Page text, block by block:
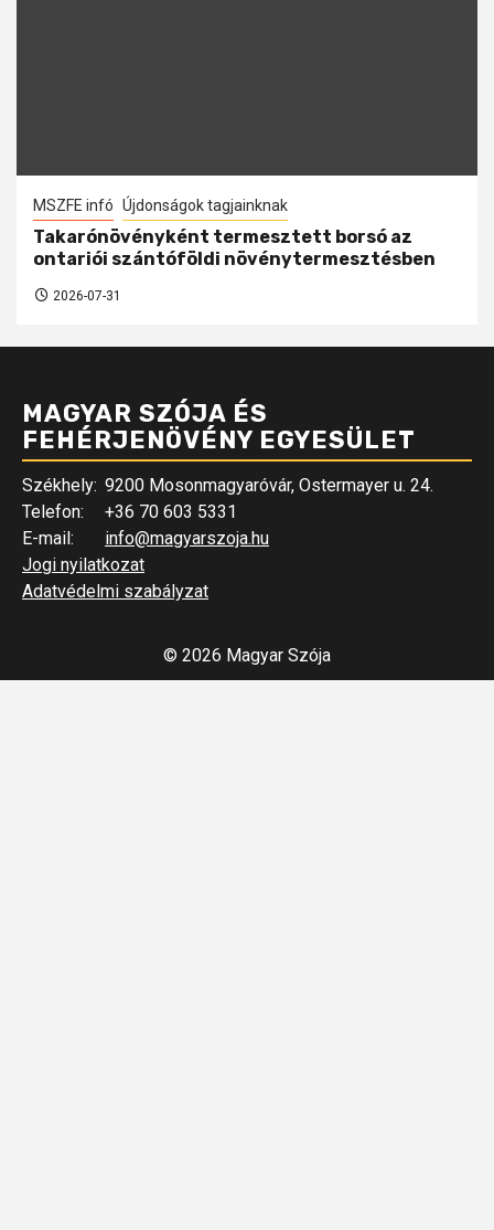
MSZFE infó Újdonságok tagjainknak
Takarónövényként termesztett borsó az
ontariói szántóföldi növénytermesztésben
2026-07-31
MAGYAR SZÓJA ÉS
FEHÉRJENÖVÉNY EGYESÜLET
Székhely: 9200 Mosonmagyaróvár, Ostermayer u. 24.
Telefon:
+36 70 603 5331
E-mail:
info@magyarszoja.hu
Jogi nyilatkozat
Adatvédelmi szabályzat
© 2026 Magyar Szója